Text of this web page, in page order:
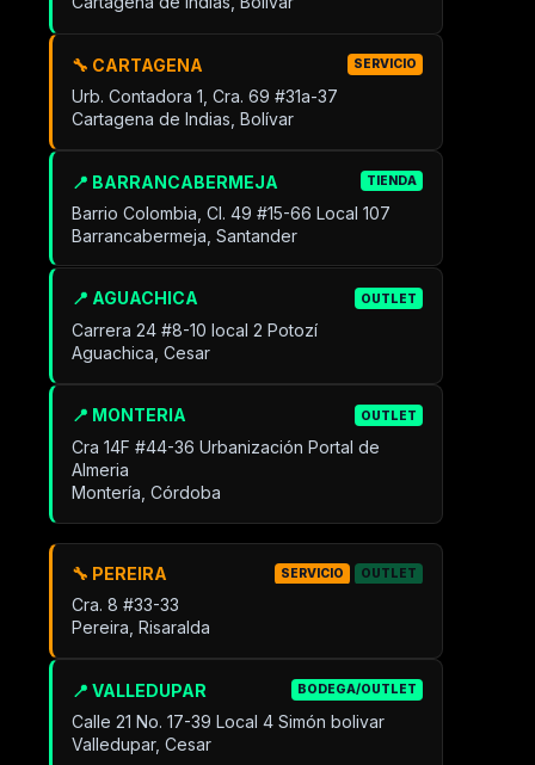
🔧 CARTAGENA SERVICIO
Urb. Contadora 1, Cra. 69 #31a-37
Cartagena de Indias, Bolívar
📍 BARRANCABERMEJA TIENDA
Barrio Colombia, Cl. 49 #15-66 Local 107
Barrancabermeja, Santander
📍 AGUACHICA OUTLET
Carrera 24 #8-10 local 2 Potozí
Aguachica, Cesar
📍 MONTERIA OUTLET
Cra 14F #44-36 Urbanización Portal de
Almeria
Montería, Córdoba
📍 VALLEDUPAR BODEGA/OUTLET
Calle 21 No. 17-39 Local 4 Simón bolivar
Valledupar, Cesar
🔧 PEREIRA SERVICIO OUTLET
Cra. 8 #33-33
Pereira, Risaralda